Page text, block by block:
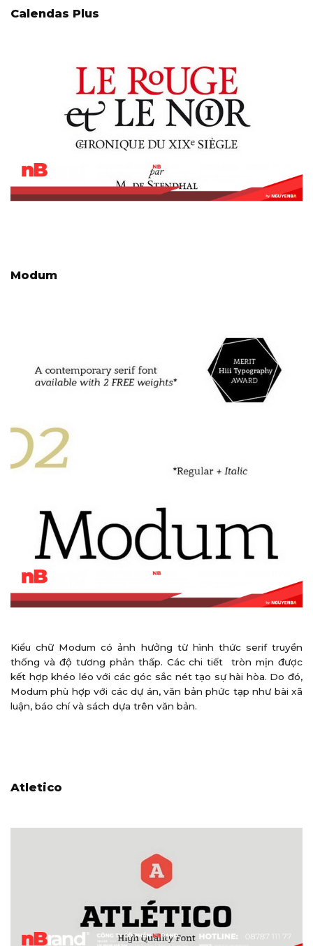
Calendas Plus
Modum
Kiểu chữ Modum có ảnh hưởng từ hình thức serif truyền
thống và độ tương phản thấp. Các chi tiết tròn mịn được
kết hợp khéo léo với các góc sắc nét tạo sự hài hòa. Do đó,
Modum phù hợp với các dự án, văn bản phức tạp như bài xã
luận, báo chí và sách dựa trên văn bản.
Atletico